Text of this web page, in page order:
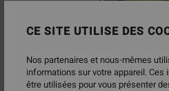
CE SITE UTILISE DES
Nos partenaires et nous-mêmes
informations sur votre appareil.
être utilisées pour vous présenter